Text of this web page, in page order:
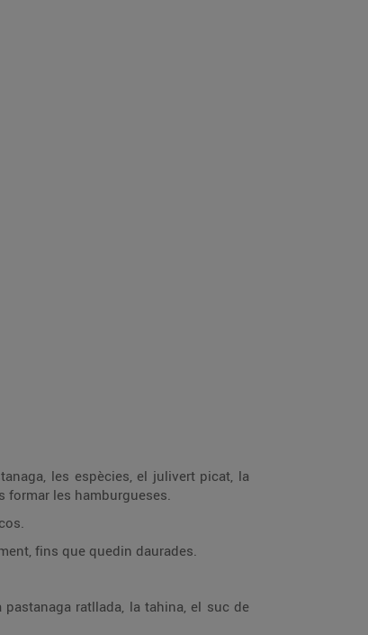
les espècies, el julivert picat, la
formar les hamburgueses.
fins que quedin daurades.
ratllada, la tahina, el suc de